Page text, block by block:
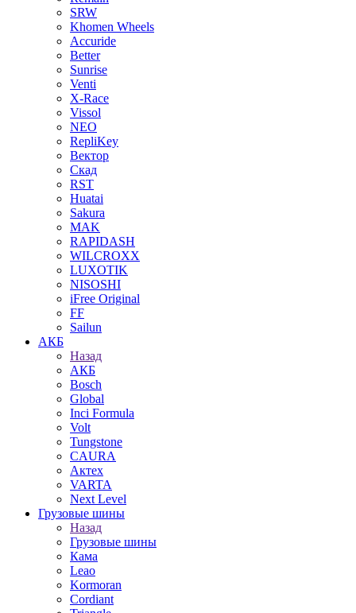
SRW
Khomen Wheels
Accuride
Better
Sunrise
Venti
X-Race
Vissol
NEO
RepliKey
Вектор
Скад
RST
Huatai
Sakura
MAK
RAPIDASH
WILCROXX
LUXOTIK
NISOSHI
iFree Original
FF
Sailun
АКБ
Назад
АКБ
Bosch
Global
Inci Formula
Volt
Tungstone
CAURA
Актех
VARTA
Next Level
Грузовые шины
Назад
Грузовые шины
Кама
Leao
Kormoran
Cordiant